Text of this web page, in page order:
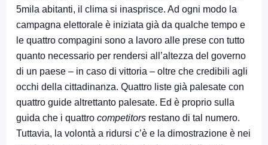
5mila abitanti, il clima si inasprisce. Ad ogni modo la
campagna elettorale è iniziata già da qualche tempo e
le quattro compagini sono a lavoro alle prese con tutto
quanto necessario per rendersi all’altezza del governo
di un paese – in caso di vittoria – oltre che credibili agli
occhi della cittadinanza. Quattro liste già palesate con
quattro guide altrettanto palesate. Ed è proprio sulla
guida che i quattro competitors restano di tal numero.
Tuttavia, la volontà a ridursi c’è e la dimostrazione è nei